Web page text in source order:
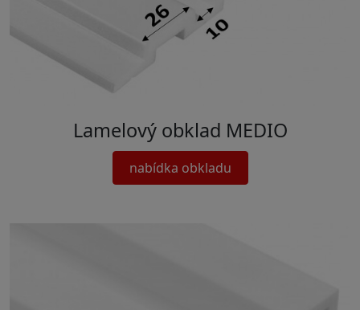
Lamelový obklad MEDIO
nabídka obkladu